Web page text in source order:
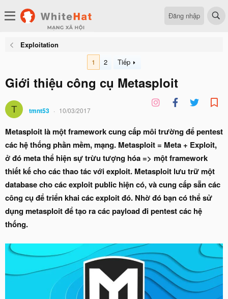
Đăng nhập
Exploitation
1
2 Tiếp
Giới thiệu công cụ Metasploit
T tmnt53 10/03/2017
Metasploit là một framework cung cấp môi trường để pentest
các hệ thống phần mềm, mạng. Metasploit = Meta + Exploit,
ở đó meta thể hiện sự trừu tượng hóa => một framework
thiết kế cho các thao tác với exploit. Metasploit lưu trữ một
database cho các exploit public hiện có, và cung cấp sẵn các
công cụ để triển khai các exploit đó. Nhờ đó bạn có thể sử
dụng metasploit để tạo ra các payload đi pentest các hệ
thống.